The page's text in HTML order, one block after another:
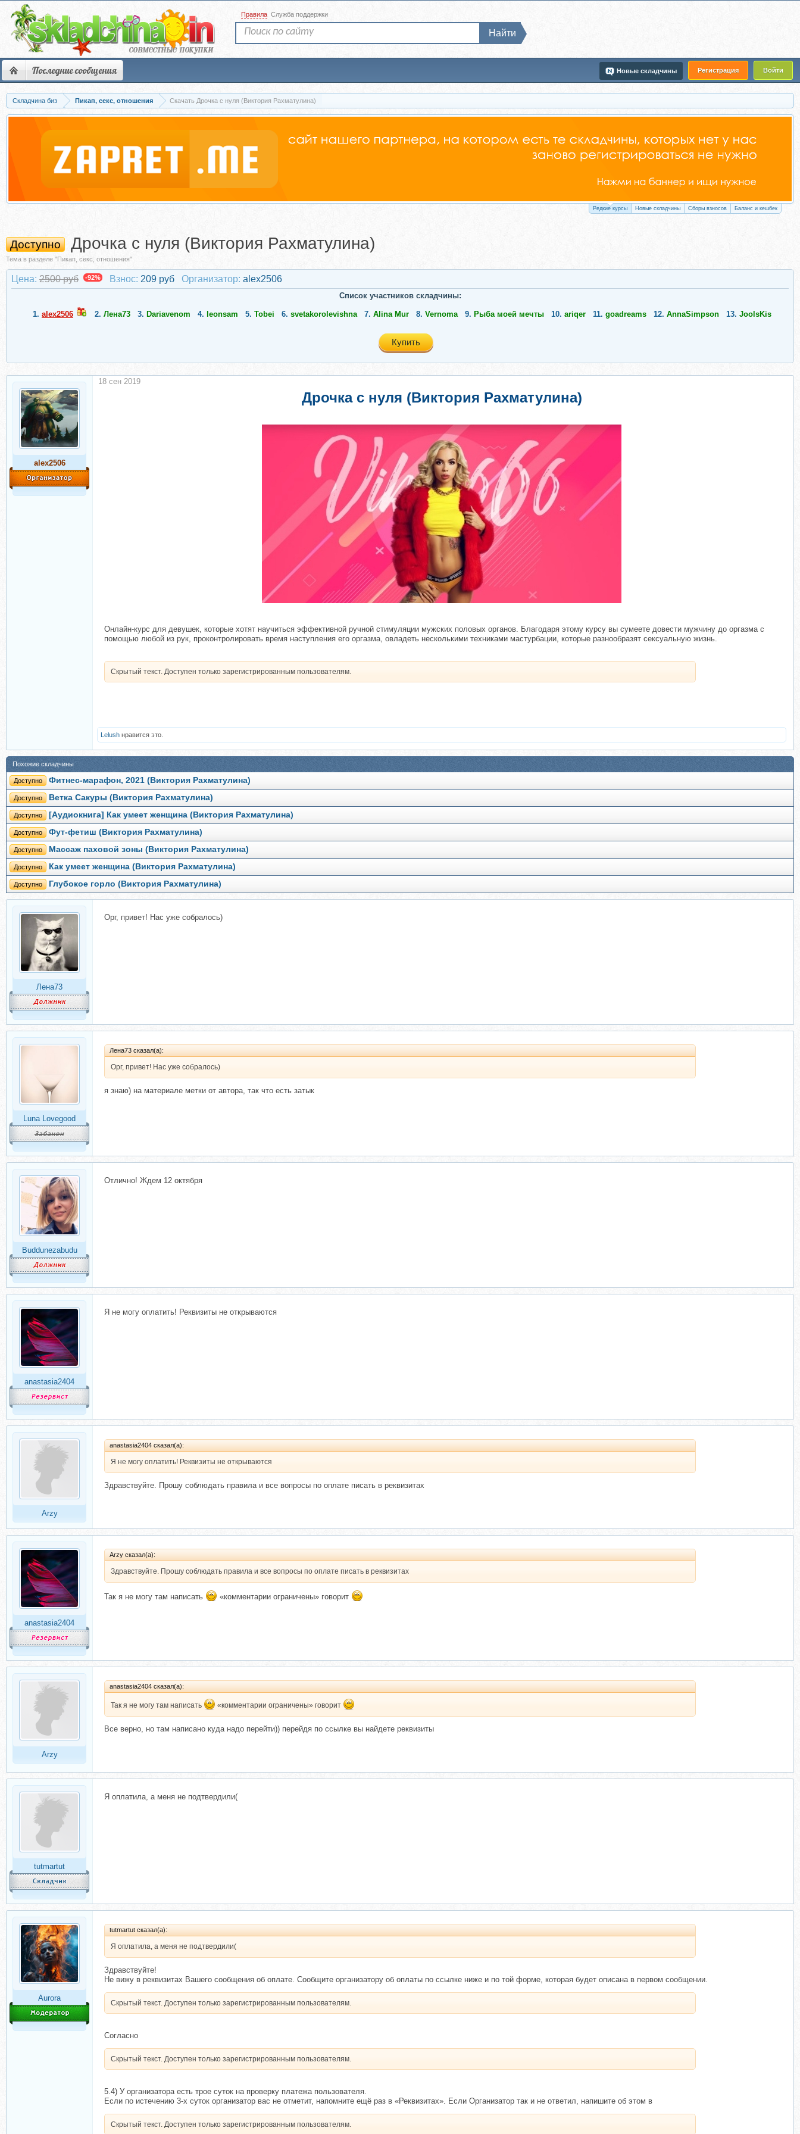
Последние сообщения Регистрация Войти
Новые складчины
Правила Служба поддержки
Найти
Складчина биз Пикап, секс, отношения Скачать Дрочка с нуля (Виктория Рахматулина)
Редкие курсы Новые складчины Сборы взносов Баланс и кешбек
Доступно Дрочка с нуля (Виктория Рахматулина)
Тема в разделе "Пикап, секс, отношения"
Цена: 2500 руб -92% Взнос: 209 руб Организатор: alex2506
Список участников складчины:
1. alex2506 2. Лена73 3. Dariavenom 4. leonsam 5. Tobei 6. svetakorolevishna 7. Alina Mur 8. Vernoma 9. Рыба моей мечты 10. ariqer 11. goadreams 12. AnnaSimpson 13. JoolsKis
Купить
alex2506
Дрочка с нуля (Виктория Рахматулина)
Онлайн-курс для девушек, которые хотят научиться эффективной ручной стимуляции мужских половых органов. Благодаря этому курсу вы сумеете довести мужчину до оргазма с
помощью любой из рук, проконтролировать время наступления его оргазма, овладеть несколькими техниками мастурбации, которые разнообразят сексуальную жизнь.
Скрытый текст. Доступен только зарегистрированным пользователям.
18 сен 2019
Lelush нравится это.
Похожие складчины
Доступно Фитнес-марафон, 2021 (Виктория Рахматулина)
Доступно Ветка Сакуры (Виктория Рахматулина)
Доступно [Аудиокнига] Как умеет женщина (Виктория Рахматулина)
Доступно Фут-фетиш (Виктория Рахматулина)
Доступно Массаж паховой зоны (Виктория Рахматулина)
Доступно Как умеет женщина (Виктория Рахматулина)
Доступно Глубокое горло (Виктория Рахматулина)
Лена73
Орг, привет! Нас уже собралось)
Luna Lovegood
Лена73 сказал(а):
Орг, привет! Нас уже собралось)
я знаю) на материале метки от автора, так что есть затык
Buddunezabudu
Отлично! Ждем 12 октября
anastasia2404
Я не могу оплатить! Реквизиты не открываются
Arzy
anastasia2404 сказал(а):
Я не могу оплатить! Реквизиты не открываются
Здравствуйте. Прошу соблюдать правила и все вопросы по оплате писать в реквизитах
anastasia2404
Arzy сказал(а):
Здравствуйте. Прошу соблюдать правила и все вопросы по оплате писать в реквизитах
Так я не могу там написать «комментарии ограничены» говорит
Arzy
anastasia2404 сказал(а):
Так я не могу там написать «комментарии ограничены» говорит
Все верно, но там написано куда надо перейти)) перейдя по ссылке вы найдете реквизиты
tutmartut
Я оплатила, а меня не подтвердили(
Aurorа
tutmartut сказал(а):
Я оплатила, а меня не подтвердили(
Здравствуйте!
Не вижу в реквизитах Вашего сообщения об оплате. Сообщите организатору об оплаты по ссылке ниже и по той форме, которая будет описана в первом сообщении.
Скрытый текст. Доступен только зарегистрированным пользователям.
Согласно
Скрытый текст. Доступен только зарегистрированным пользователям.
5.4) У организатора есть трое суток на проверку платежа пользователя.
Если по истечению 3-х суток организатор вас не отметит, напомните ещё раз в «Реквизитах». Если Организатор так и не ответил, напишите об этом в
Скрытый текст. Доступен только зарегистрированным пользователям.